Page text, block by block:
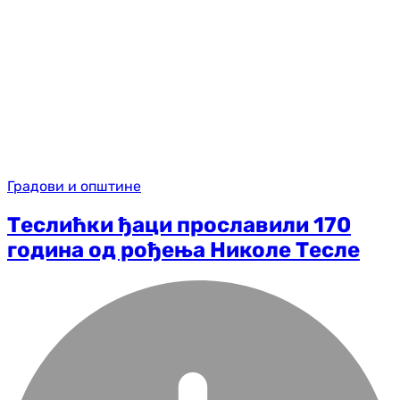
Градови и општине
Теслићки ђаци прославили 170
година од рођења Николе Тесле